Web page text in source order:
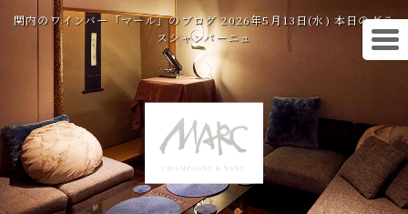
関内のワインバー「マール」のブログ 2026年5月13日(水) 本日のグラ
スシャンパーニュ